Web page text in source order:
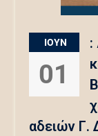
ΙΟΎΝ
01
:
αδειών Γ.